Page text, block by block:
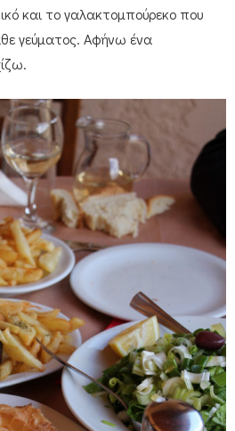
και το γαλακτομπούρεκο που
γεύματος. Αφήνω ένα